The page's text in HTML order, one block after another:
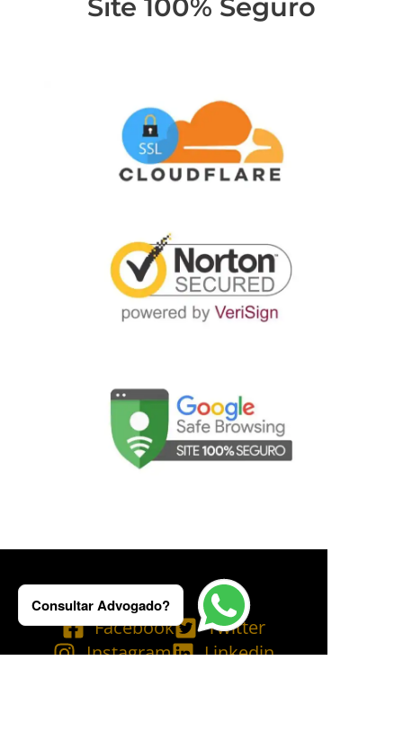
Site 100% Seguro
Facebook
Twitter
Instagram
Linkedin
Consultar Advogado?